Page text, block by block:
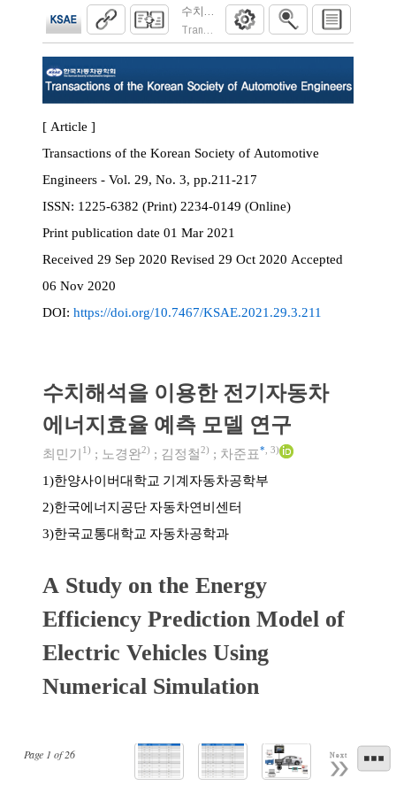
수치해석을 이용한 전기자동차 에너지효
Transactions of the Korean Society of
Page 1 of26 Next
[ Article ]
Transactions of the Korean Society of Automotive
Engineers - Vol. 29, No. 3, pp.211-217
ISSN:
1225-6382 (Print) 2234-0149 (Online)
Print publication date 01 Mar 2021
Received 29 Sep 2020 Revised 29 Oct 2020 Accepted
06 Nov 2020
DOI: https://doi.org/10.7467/KSAE.2021.29.3.211
수치해석을 이용한 전기자동차
에너지효율 예측 모델 연구
최민기 1) ; 노경완2) ; 김정철2) ; 차준표* 3)
1)한양사이버대학교 기계자동차공학부
2)한국에너지공단 자동차연비센터
3)한국교통대학교 자동차공학과
A Study on the Energy
Efficiency Prediction Model of
Electric Vehicles Using
Numerical Simulation